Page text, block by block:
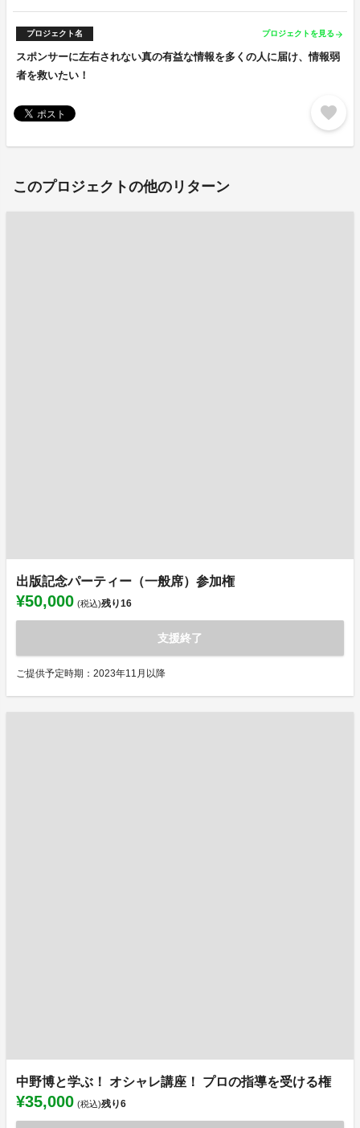
プロジェクト名 プロジェクトを見る arrow_forward
スポンサーに左右されない真の有益な情報を多くの人に届け、情報弱
者を救いたい！
favorite
このプロジェクトの他のリターン
出版記念パーティー（一般席）参加権
¥50,000 (税込)残り16
支援終了
ご提供予定時期：2023年11月以降
中野博と学ぶ！ オシャレ講座！ プロの指導を受ける権
¥35,000 (税込)残り6